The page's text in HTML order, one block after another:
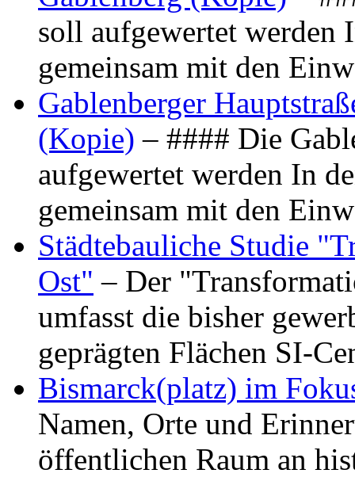
soll aufgewertet werden
gemeinsam mit den
Gablenberger
(Kopie) – #### Die
aufgewertet werden In
gemeinsam mit den
Städtebauliche Studie
Ost" – Der
umfasst die bisher
geprägten Flächen SI-
Bismarck(platz) im
Namen, Orte und
öffentlichen Raum an